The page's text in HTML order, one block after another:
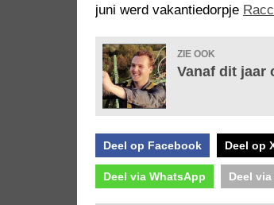
juni werd vakantiedorpje
ZIE OOK
Vanaf dit jaar
Deel op Facebook Deel op
Deel via WhatsApp Deel